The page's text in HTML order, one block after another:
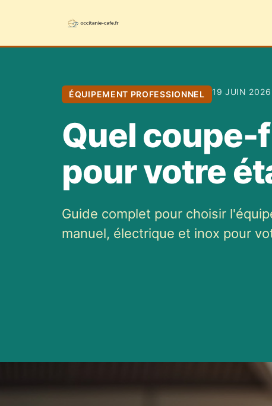
ÉQUIPEMENT PROFESSIONNEL 19 JUIN 2026
Quel
pour votre
Guide complet pour choisir
manuel, électrique et inox pour